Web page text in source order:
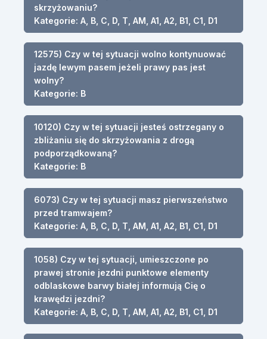
skrzyżowaniu?
Kategorie: A, B, C, D, T, AM, A1, A2, B1, C1, D1
12575) Czy w tej sytuacji wolno kontynuować
jazdę lewym pasem jeżeli prawy pas jest
wolny?
Kategorie: B
10120) Czy w tej sytuacji jesteś ostrzegany o
zbliżaniu się do skrzyżowania z drogą
podporządkowaną?
Kategorie: B
6073) Czy w tej sytuacji masz pierwszeństwo
przed tramwajem?
Kategorie: A, B, C, D, T, AM, A1, A2, B1, C1, D1
1058) Czy w tej sytuacji, umieszczone po
prawej stronie jezdni punktowe elementy
odblaskowe barwy białej informują Cię o
krawędzi jezdni?
Kategorie: A, B, C, D, T, AM, A1, A2, B1, C1, D1